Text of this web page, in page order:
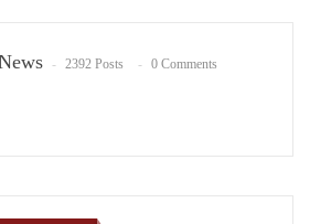
2392 Posts 0 Comments